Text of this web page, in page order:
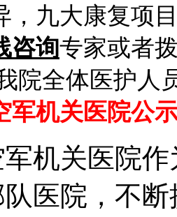
，九大康复项
咨询专家或者
院全体医护
军机关医院公
机关医院
医院，不